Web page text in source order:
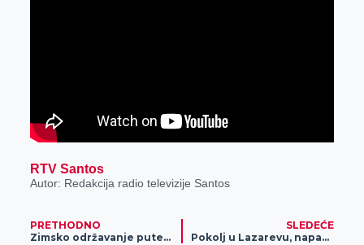
RTV Santos
Autor: Redakcija radio televizije Santos
PRETHODNO
Zimsko održavanje puteva u Zrenjaninu
SLEDEĆE
Pokolj u Lazarevu, napadnuta i žena (FOTO)